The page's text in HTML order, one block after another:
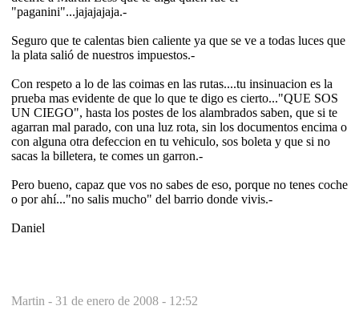
"paganini"...jajajajaja.-
Seguro que te calentas bien caliente ya que se ve a todas luces que
la plata salió de nuestros impuestos.-
Con respeto a lo de las coimas en las rutas....tu insinuacion es la
prueba mas evidente de que lo que te digo es cierto..."QUE SOS
UN CIEGO", hasta los postes de los alambrados saben, que si te
agarran mal parado, con una luz rota, sin los documentos encima o
con alguna otra defeccion en tu vehiculo, sos boleta y que si no
sacas la billetera, te comes un garron.-
Pero bueno, capaz que vos no sabes de eso, porque no tenes coche
o por ahí..."no salis mucho" del barrio donde vivis.-
Daniel
Martin - 31 de enero de 2008 - 12:52